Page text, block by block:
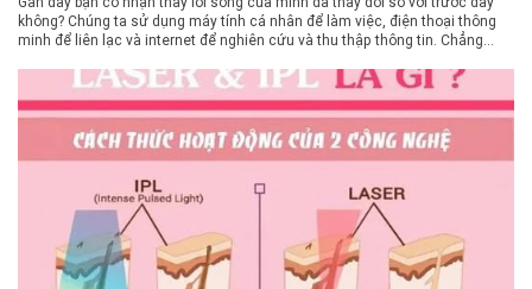
không? Chúng ta sử dụng máy tính cá nhân để làm việc, điện thoại thông
minh để liên lạc và internet để nghiên cứu và thu thập thông tin. Chẳng